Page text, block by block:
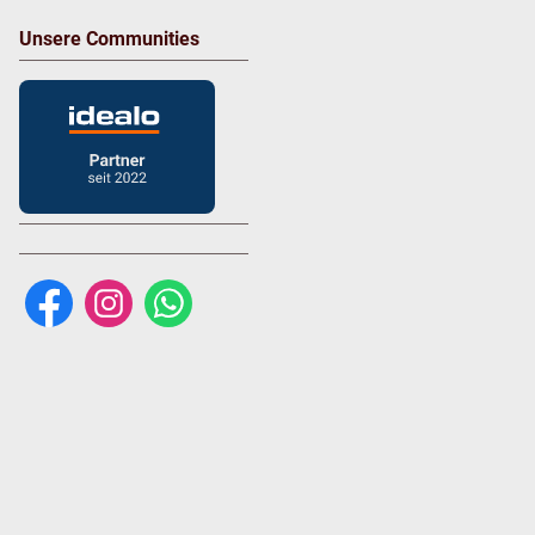
Unsere Communities